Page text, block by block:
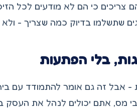
כי הם לא מודעים לכל
בלי הפתעות
אבל זה גם אומר להתמודד עם
מס, אתם יכולים לנהל את